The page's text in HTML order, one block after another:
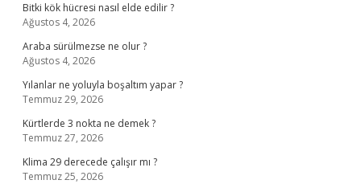
Bitki kök hücresi nasıl elde edilir ?
Ağustos 4, 2026
Araba sürülmezse ne olur ?
Ağustos 4, 2026
Yılanlar ne yoluyla boşaltım yapar ?
Temmuz 29, 2026
Kürtlerde 3 nokta ne demek ?
Temmuz 27, 2026
Klima 29 derecede çalışır mı ?
Temmuz 25, 2026